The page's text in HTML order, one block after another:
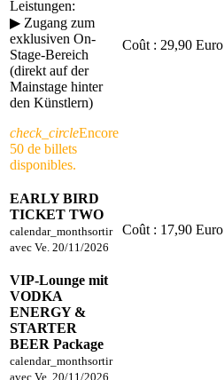
Leistungen:
▶︎ Zugang zum
exklusiven On-
Stage-Bereich
(direkt auf der
Mainstage hinter
den Künstlern)
check_circleEncore
50 de billets
disponibles.
Coût : 29,90 Euro
EARLY BIRD
TICKET TWO
calendar_monthsortir
avec Ve. 20/11/2026
Coût : 17,90 Euro
VIP-Lounge mit
VODKA
ENERGY &
STARTER
BEER Package
calendar_monthsortir
avec Ve. 20/11/2026